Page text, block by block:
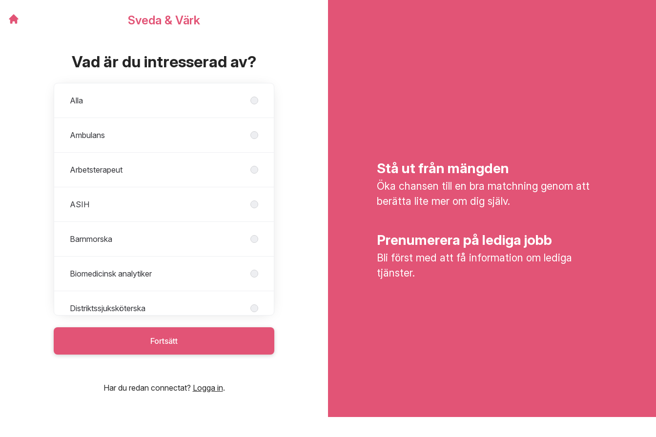
Sveda & Värk
Vad är du intresserad av?
Alla
Ambulans
Arbetsterapeut
ASIH
Barnmorska
Biomedicinsk analytiker
Distriktssjuksköterska
Fortsätt
Har du redan connectat? Logga in.
Stå ut från mängden
Öka chansen till en bra matchning genom att
berätta lite mer om dig själv.
Prenumerera på lediga jobb
Bli först med att få information om lediga
tjänster.